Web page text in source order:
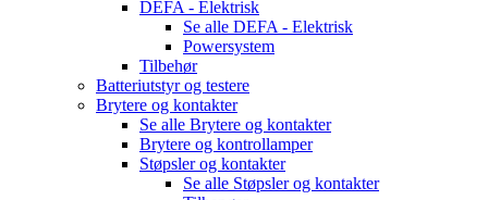
DEFA - Elektrisk
Se alle DEFA - Elektrisk
Powersystem
Tilbehør
Batteriutstyr og testere
Brytere og kontakter
Se alle Brytere og kontakter
Brytere og kontrollamper
Støpsler og kontakter
Se alle Støpsler og kontakter